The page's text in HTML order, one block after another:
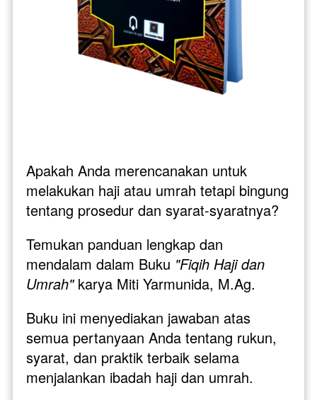
Apakah Anda merencanakan untuk
melakukan haji atau umrah tetapi bingung
tentang prosedur dan syarat-syaratnya?
Temukan panduan lengkap dan
mendalam dalam Buku "Fiqih Haji dan
Umrah" karya Miti Yarmunida, M.Ag.
Buku ini menyediakan jawaban atas
semua pertanyaan Anda tentang rukun,
syarat, dan praktik terbaik selama
menjalankan ibadah haji dan umrah.